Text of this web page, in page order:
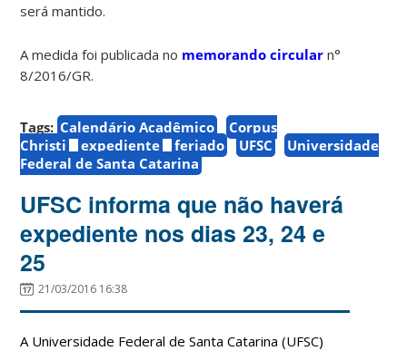
será mantido.
A medida foi publicada no memorando circular n°
8/2016/GR.
Tags: Calendário Acadêmico
Corpus
Christi
expediente feriado UFSC
Universidade
Federal de Santa Catarina
UFSC informa que não haverá
expediente nos dias 23, 24 e
25
21/03/2016 16:38
A Universidade Federal de Santa Catarina (UFSC)